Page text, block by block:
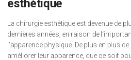
esthétique
La chirurgie esthétique est devenue de
dernières années, en raison de
l’apparence physique. De plus en plus
améliorer leur apparence, que ce soit